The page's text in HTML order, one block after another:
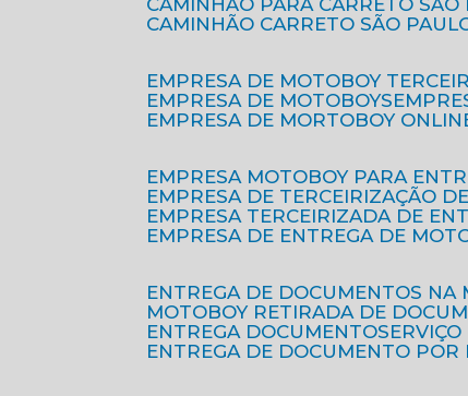
CAMINHÃO PARA CARRETO SÃO
CAMINHÃO CARRETO SÃO
EMPRESA DE MOTOBOY
EMPRESA DE MOTOBOYS
EMPRESA DE MORTOBOY
EMPRESA MOTOBOY PARA
EMPRESA DE TERCEIRIZAÇÃO
EMPRESA TERCEIRIZADA DE
EMPRESA DE ENTREGA DE
ENTREGA DE DOCUMENTOS NA
MOTOBOY RETIRADA DE
ENTREGA DOCUMENTO
ENTREGA DE DOCUMENTO